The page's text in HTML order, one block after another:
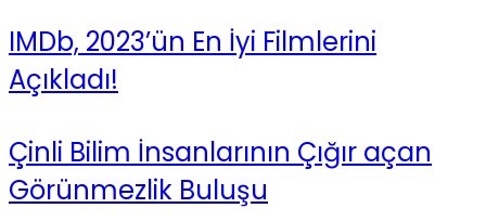
IMDb, 2023’ün En İyi Filmlerini
Açıkladı!
Çinli Bilim İnsanlarının Çığır açan
Görünmezlik Buluşu